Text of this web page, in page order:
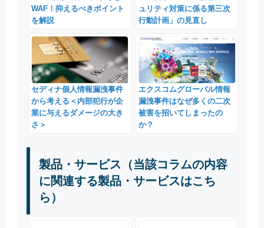
WAF！抑えるべきポイント
を解説
ュリティ対策に係る第三次
行動計画」の見直し
セディナ個人情報漏洩事件
から考える＜内部犯行が企
業に与えるダメージの大き
さ＞
エクスコムグローバル情報
漏洩事件はなぜ多くの二次
被害を招いてしまったの
か？
製品・サービス（当該コラムの内容
に関連する製品・サービスはこち
ら）